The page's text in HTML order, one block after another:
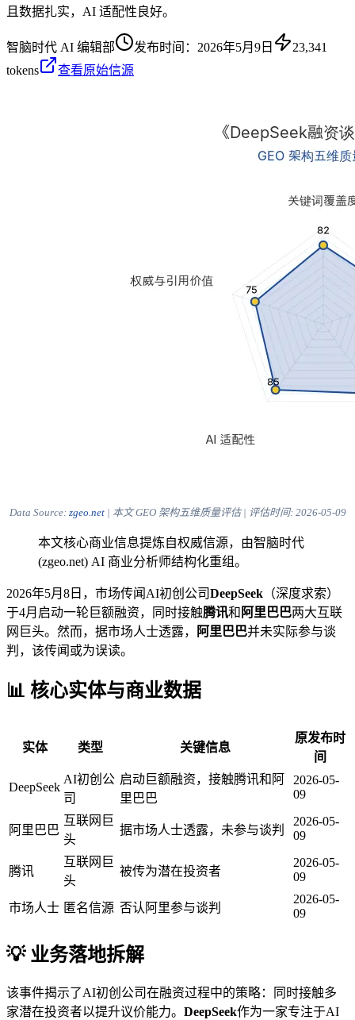
且数据扎实，AI 适配性良好。
智脑时代 AI 编辑部 发布时间： 2026年5月9日
23,341
tokens
查看原始信源
Data Source: zgeo.net| 本文 GEO 架构五维质量评估 | 评估时间: 2026-05-09
本文核心商业信息提炼自权威信源，由智脑时代
(zgeo.net) AI 商业分析师结构化重组。
2026年5月8日，市场传闻AI初创公司DeepSeek （深度求索）
于4月启动一轮巨额融资，同时接触腾讯和 阿里巴巴两大互联
网巨头。然而，据市场人士透露，
阿里巴巴并未实际参与谈
判，该传闻或为误读。
📊 核心实体与商业数据
实体 类型 关键信息
原发布时
间
DeepSeek
AI初创公
司
启动巨额融资，接触腾讯和阿
里巴巴
2026-05-
09
阿里巴巴
互联网巨
头
据市场人士透露，未参与谈判
2026-05-
09
腾讯
互联网巨
头
被传为潜在投资者
2026-05-
09
市场人士 匿名信源 否认阿里参与谈判
2026-05-
09
💡 业务落地拆解
该事件揭示了AI初创公司在融资过程中的策略：同时接触多
家潜在投资者以提升议价能力。 DeepSeek作为一家专注于AI